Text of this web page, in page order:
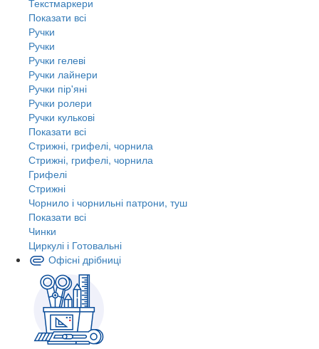
Показати всі
Ручки
Ручки
Ручки гелеві
Ручки лайнери
Ручки пір'яні
Ручки ролери
Ручки кулькові
Показати всі
Стрижні, грифелі, чорнила
Стрижні, грифелі, чорнила
Грифелі
Стрижні
Чорнило і чорнильні патрони, туш
Показати всі
Чинки
Циркулі і Готовальні
Офісні дрібниці